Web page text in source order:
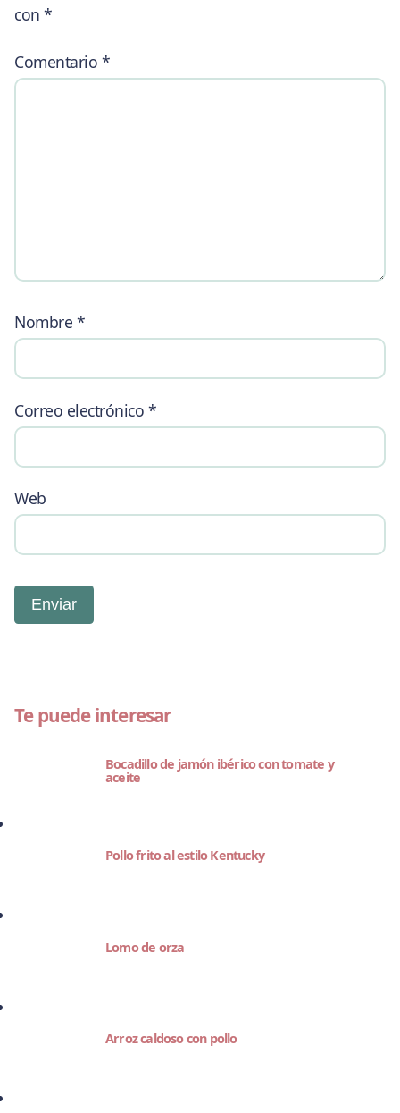
con*
Comentario *
Nombre *
Correo electrónico *
Web
Te puede interesar
Bocadillo de jamón ibérico con tomate y
aceite
Pollo frito al estilo Kentucky
Lomo de orza
Arroz caldoso con pollo